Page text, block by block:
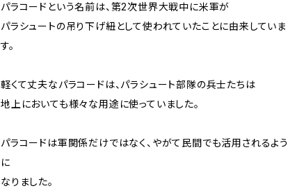
パラコードという名前は、第2次世界大戦中に米軍が
パラシュートの吊り下げ紐として使われていたことに由来していま
す。
軽くて丈夫なパラコードは、パラシュート部隊の兵士たちは
地上においても様々な用途に使っていました。
パラコードは軍関係だけではなく、やがて民間でも活用されるよう
に
なりました。